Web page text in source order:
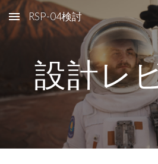
Skip to main content
RSP-04検討
設計レ